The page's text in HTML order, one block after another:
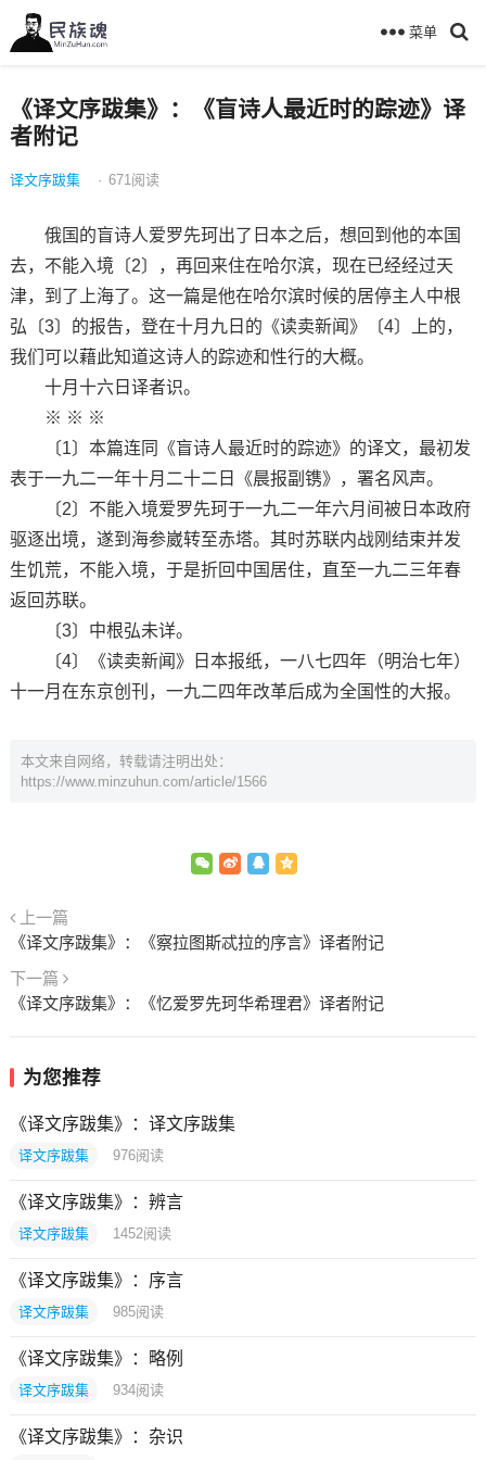
菜单
《译文序跋集》：《盲诗人最近时的踪迹》译
者附记
译文序跋集 · 671 阅读
俄国的盲诗人爱罗先珂出了日本之后，想回到他的本国
去，不能入境〔2〕，再回来住在哈尔滨，现在已经经过天
津，到了上海了。这一篇是他在哈尔滨时候的居停主人中根
弘〔3〕的报告，登在十月九日的《读卖新闻》〔4〕上的，
我们可以藉此知道这诗人的踪迹和性行的大概。
十月十六日译者识。
※ ※ ※
〔1〕本篇连同《盲诗人最近时的踪迹》的译文，最初发
表于一九二一年十月二十二日《晨报副镌》，署名风声。
〔2〕不能入境爱罗先珂于一九二一年六月间被日本政府
驱逐出境，遂到海参崴转至赤塔。其时苏联内战刚结束并发
生饥荒，不能入境，于是折回中国居住，直至一九二三年春
返回苏联。
〔3〕中根弘未详。
〔4〕《读卖新闻》日本报纸，一八七四年（明治七年）
十一月在东京创刊，一九二四年改革后成为全国性的大报。
本文来自网络，转载请注明出处：
https://www.minzuhun.com/article/1566
上一篇
《译文序跋集》：《察拉图斯忒拉的序言》译者附记
下一篇
《译文序跋集》：《忆爱罗先珂华希理君》译者附记
为您推荐
《译文序跋集》：译文序跋集
译文序跋集 976阅读
《译文序跋集》：辨言
译文序跋集 1452阅读
《译文序跋集》：序言
译文序跋集 985阅读
《译文序跋集》：略例
译文序跋集 934阅读
《译文序跋集》：杂识